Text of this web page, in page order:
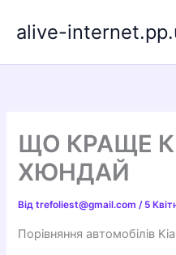
alive-
ЩО КРАЩЕ
ХЮНДАЙ
Відtrefoliest@gmail.com/ 5
Порівняння автомобілів